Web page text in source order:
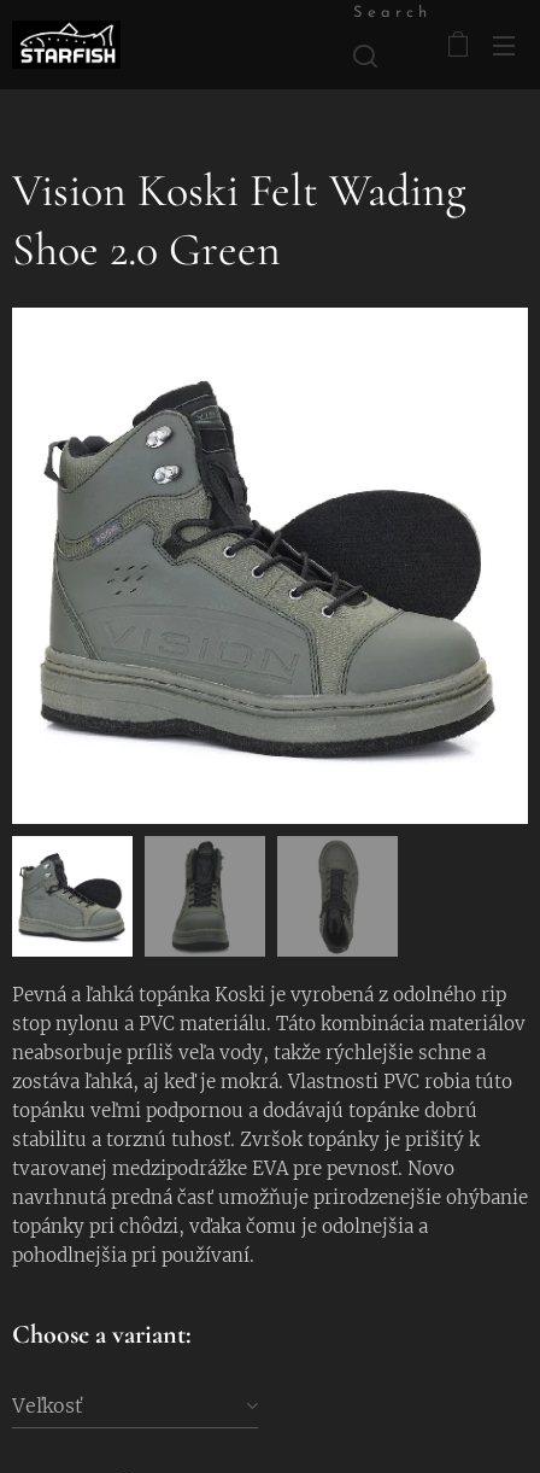
Search
Vision Koski Felt Wading
Shoe 2.0 Green
Pevná a ľahká topánka Koski je vyrobená z odolného rip
stop nylonu a PVC materiálu. Táto kombinácia materiálov
neabsorbuje príliš veľa vody, takže rýchlejšie schne a
zostáva ľahká, aj keď je mokrá. Vlastnosti PVC robia túto
topánku veľmi podpornou a dodávajú topánke dobrú
stabilitu a torznú tuhosť. Zvršok topánky je prišitý k
tvarovanej medzipodrážke EVA pre pevnosť. Novo
navrhnutá predná časť umožňuje prirodzenejšie ohýbanie
topánky pri chôdzi, vďaka čomu je odolnejšia a
pohodlnejšia pri používaní.
Choose a variant:
Veľkosť